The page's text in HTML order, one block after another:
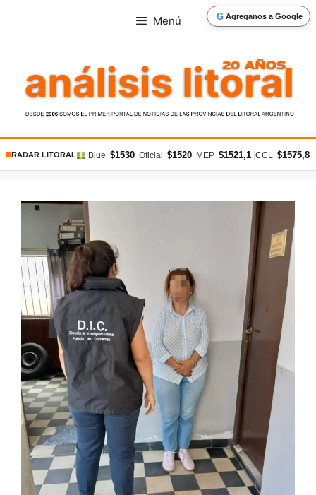
G Agreganos a Google
Menú
RADAR LITORAL Blue $1530 Oficial $1520 MEP $1521,1 CCL $1575,8